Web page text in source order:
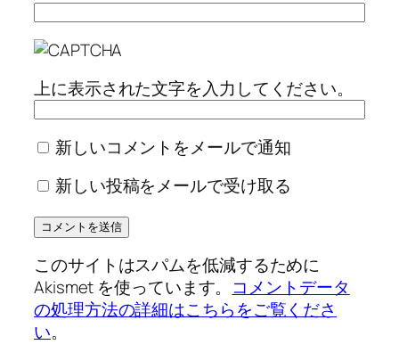
上に表示された文字を入力してください。
新しいコメントをメールで通知
新しい投稿をメールで受け取る
このサイトはスパムを低減するために
Akismet を使っています。 コメントデータ
の処理方法の詳細はこちらをご覧くださ
い。